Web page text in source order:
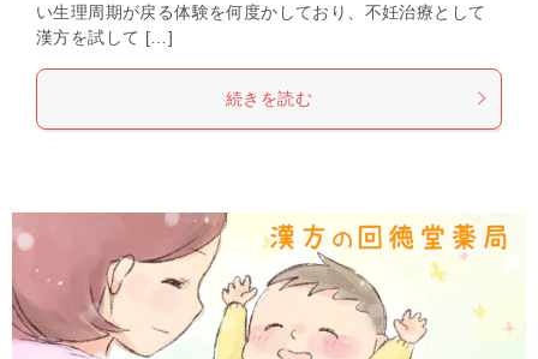
い生理周期が戻る体験を何度かしており、不妊治療として
漢方を試して […]
続きを読む